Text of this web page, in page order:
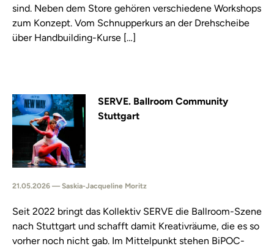
sind. Neben dem Store gehören verschiedene Workshops
zum Konzept. Vom Schnupperkurs an der Drehscheibe
über Handbuilding-Kurse […]
SERVE. Ballroom Community
Stuttgart
21.05.2026 — Saskia-Jacqueline Moritz
Seit 2022 bringt das Kollektiv SERVE die Ballroom-Szene
nach Stuttgart und schafft damit Kreativräume, die es so
vorher noch nicht gab. Im Mittelpunkt stehen BiPOC-